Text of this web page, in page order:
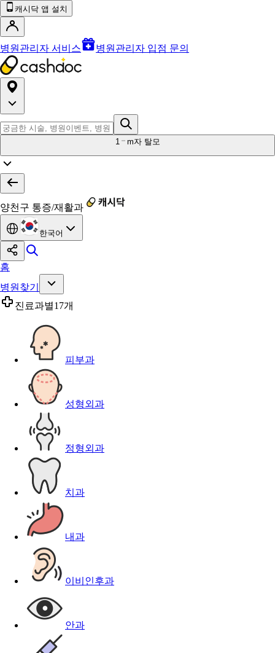
캐시닥 앱 설치
병원관리자 서비스 병원관리자 입점 문의
1 m자 탈모
양천구 통증/재활과
한국어
홈
병원찾기
진료과별17개
피부과
성형외과
정형외과
치과
내과
이비인후과
안과